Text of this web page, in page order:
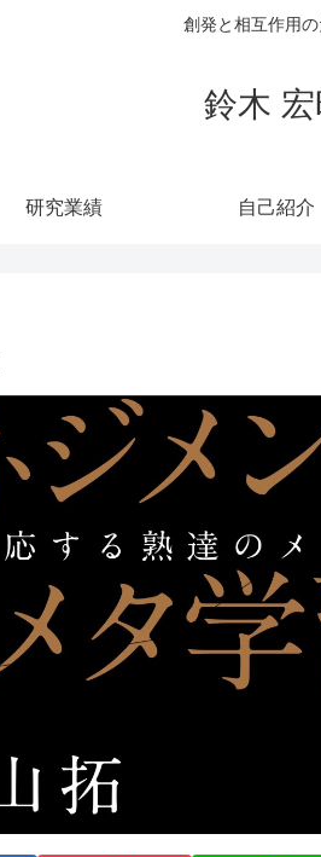
創発と相互作用
鈴木 宏
研究業績 自己紹介